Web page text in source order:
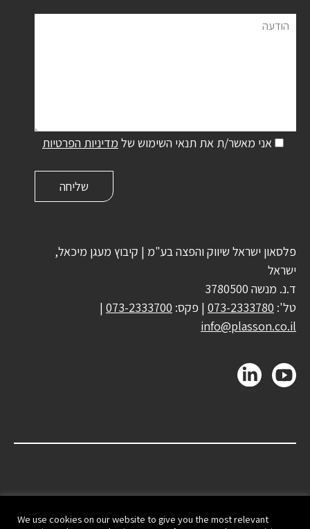
הודעה
אני מאשר/ת את תנאי השימוש של מדיניות הפרטיות
פלסאון ישראל שיווק והפצה בע"מ | קיבוץ מעגן מיכאל,
ישראל
ד.נ. מנשה 3780500
טל': 073-2333780 | פקס: 073-2333700
|
info@plasson.co.il
We use cookies on our website to give you the most relevant